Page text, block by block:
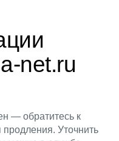
net.ru
— обратитесь к
Уточнить